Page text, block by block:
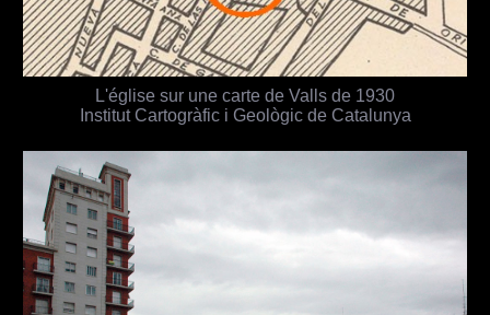
L'église sur une carte de Valls de 1930
Institut Cartogràfic i Geològic de Catalunya